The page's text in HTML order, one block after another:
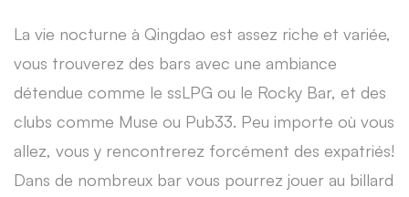
La vie nocturne à Qingdao est assez riche et variée,
vous trouverez des bars avec une ambiance
détendue comme le ssLPG ou le Rocky Bar, et des
clubs comme Muse ou Pub33. Peu importe où vous
allez, vous y rencontrerez forcément des expatriés!
Dans de nombreux bar vous pourrez jouer au billard